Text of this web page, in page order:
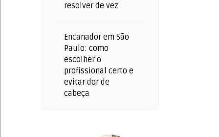
resolver de vez
Encanador em São
Paulo: como
escolher o
profissional certo e
evitar dor de
cabeça